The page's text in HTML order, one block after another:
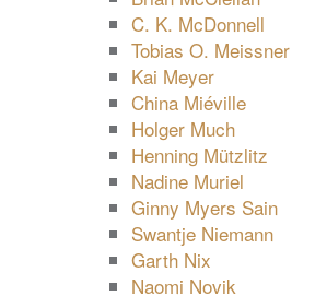
C. K. McDonnell
Tobias O. Meissner
Kai Meyer
China Miéville
Holger Much
Henning Mützlitz
Nadine Muriel
Ginny Myers Sain
Swantje Niemann
Garth Nix
Naomi Novik